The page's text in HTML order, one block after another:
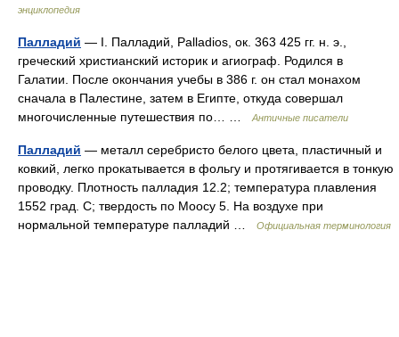
энциклопедия
Палладий — I. Палладий, Palladios, ок. 363 425 гг. н. э.,
греческий христианский историк и агиограф. Родился в
Галатии. После окончания учебы в 386 г. он стал монахом
сначала в Палестине, затем в Египте, откуда совершал
многочисленные путешествия по… …
Античные писатели
Палладий — металл серебристо белого цвета, пластичный и
ковкий, легко прокатывается в фольгу и протягивается в тонкую
проводку. Плотность палладия 12.2; температура плавления
1552 град. С; твердость по Моосу 5. На воздухе при
нормальной температуре палладий …
Официальная терминология